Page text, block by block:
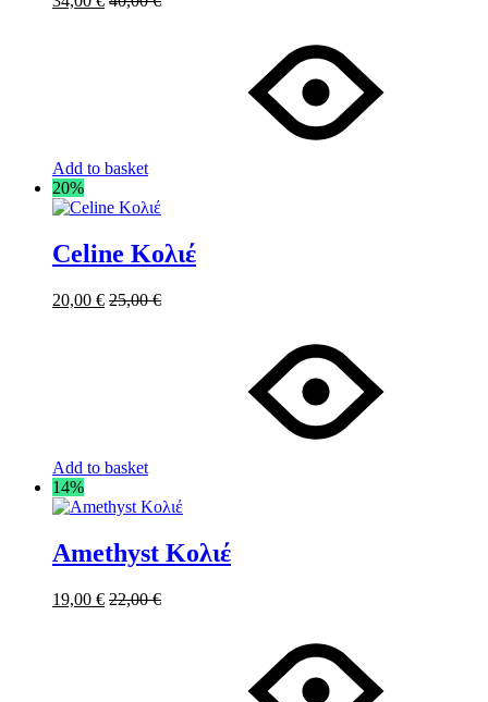
Add to basket
20%
Celine Κολιέ
20,00 € 25,00€
Add to basket
14%
Amethyst Κολιέ
19,00 € 22,00€